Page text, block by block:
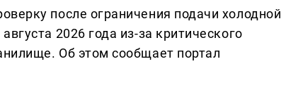
после ограничения подачи холодной
2026 года из-за критического
Об этом сообщает портал